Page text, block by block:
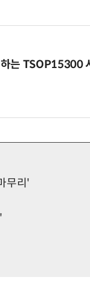
는 TSOP15300
무리'